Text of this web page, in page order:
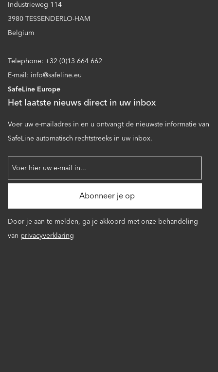
Industrieweg 114
3980 TESSENDERLO-HAM
Belgium
Telephone: +32 (0)13 664 662
E-mail: info@safeline.eu
SafeLine Europe
Het laatste nieuws direct in uw inbox
Voer uw e-mailadres in en u ontvangt de nieuwste informatie van
SafeLine automatisch rechtstreeks in uw inbox.
Door je aan te melden, ga je akkoord met onze behandeling
van privacyverklaring